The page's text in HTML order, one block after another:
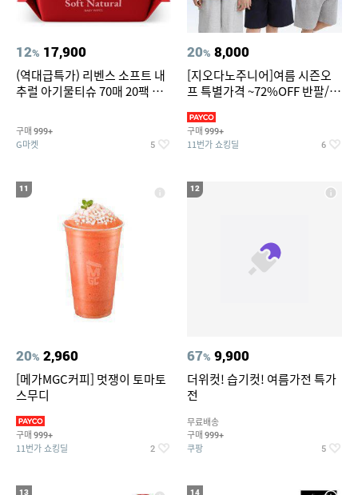
12% 17,900
(역대급특가) 리벤스 소프트 내
추럴 아기물티슈 70매 20팩 캡
구매 999+
G마켓 5
20% 8,000
[지오다노주니어]여름 시즌오
프 특별가격 ~72%OFF 반팔/반
구매 999+
11번가 쇼킹딜 6
11
20% 2,960
[메가MGC커피] 멋쟁이 토마토
스무디
구매 999+
11번가 쇼킹딜 2
12
67% 9,900
더위컷! 습기컷! 여름가전 특가
전
무료배송
구매 999+
쿠팡 5
13 14